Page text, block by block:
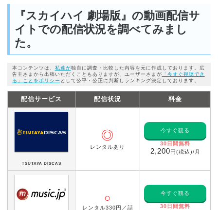
『スカイハイ 劇場版』の動画配信サ
イトでの配信状況を調べてみまし
た。
本コンテンツは、 私達が独自に調査・比較した内容を元に作成しております。広
告主さまから出稿いただくこともありますが、ユーザーさまが 「今すぐ視聴でき
る」ことをポリシー として公平・公正に判断しランキング決定しております。
配信サービス 配信状況 料金
TSUTAYA DISCAS
◎
レンタルあり
今すぐ観る
30日間無料
2,200円(税込)/月
○
レンタル330円／話
今すぐ観る
30日間無料